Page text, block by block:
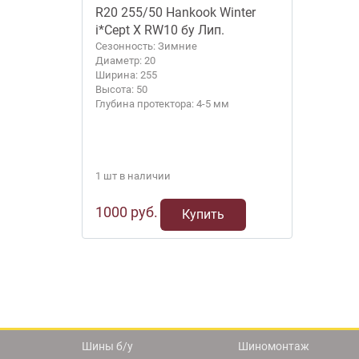
R20 255/50 Hankook Winter
i*Cept X RW10 бу Лип.
Сезонность: Зимние
Диаметр: 20
Ширина: 255
Высота: 50
Глубина протектора: 4-5 мм
1 шт в наличии
1000 руб. Купить
Шины б/у Шиномонтаж